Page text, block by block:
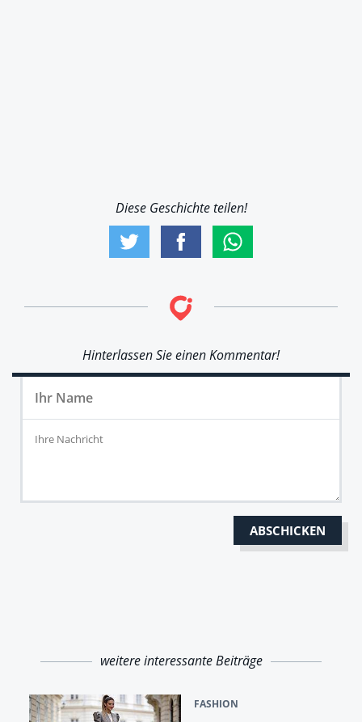
Diese Geschichte teilen!
Hinterlassen Sie einen Kommentar!
weitere interessante Beiträge
FASHION